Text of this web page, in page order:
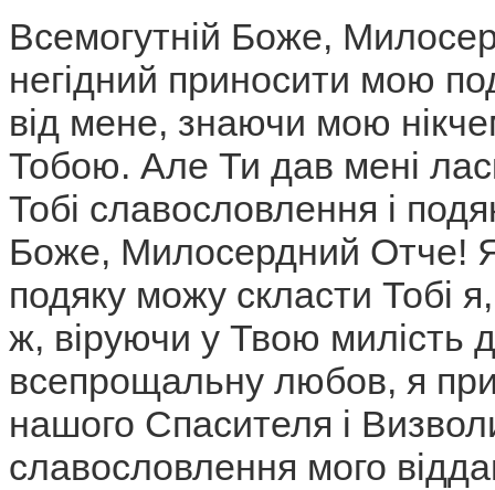
Всемогутній Боже,
негідний приносити мою
від мене, знаючи мою
Тобою. Але Ти дав мені
Тобі славословлення і
Боже, Милосердний Отче!
подяку можу скласти Тобі
ж, віруючи у Твою милість
всепрощальну любов, я
нашого Спасителя і
славословлення мого